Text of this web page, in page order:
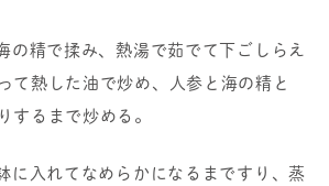
の精で揉み、熱湯で茹でて下ごしらえ
て熱した油で炒め、人参と海の精と
するまで炒める。
に入れてなめらかになるまですり、蒸